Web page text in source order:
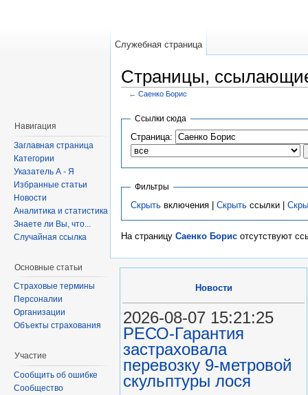
Страницы,
← Саенко Борис
Ссылки сюда
Страница:
Фильтры
Скрытьвключения | Скрытьссылки |
На страницу Саенко Борис отсутствуют
Служебная страница
Навигация
Заглавная страница
Категории
Указатель А - Я
Избранные статьи
Новости
Аналитика и статистика
Знаете ли Вы, что...
Случайная ссылка
Основные статьи
Страховые термины
Персоналии
Организации
Объекты страхования
Участие
Сообщить об ошибке
Сообщество
Новости
2026-08-07 15:21:25
РЕСО-Гарантия
застраховала
перевозку 9-метровой
скульптуры лося